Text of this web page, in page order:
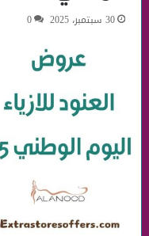
30 سبتمبر، 2025 0